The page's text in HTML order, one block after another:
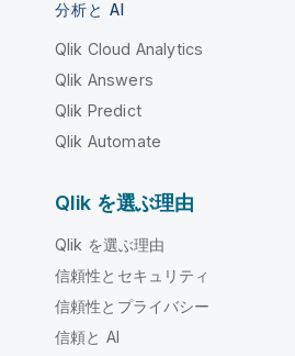
分析と AI
Qlik Cloud Analytics
Qlik Answers
Qlik Predict
Qlik Automate
Qlik を選ぶ理由
Qlik を選ぶ理由
信頼性とセキュリティ
信頼性とプライバシー
信頼と AI